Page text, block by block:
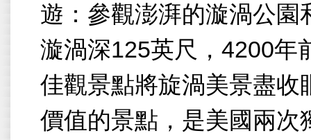
遊：參觀澎湃的漩渦公
漩渦深125英尺， 4200年
佳觀景點將旋渦美景盡收
價值的景點，是美國兩次